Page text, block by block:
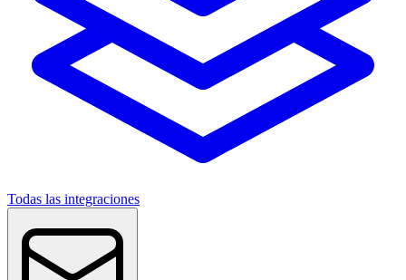
Todas las integraciones